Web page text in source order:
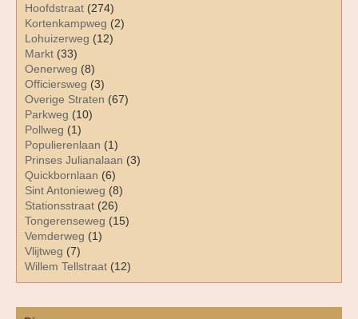
Hoofdstraat (274)
Kortenkampweg (2)
Lohuizerweg (12)
Markt (33)
Oenerweg (8)
Officiersweg (3)
Overige Straten (67)
Parkweg (10)
Pollweg (1)
Populierenlaan (1)
Prinses Julianalaan (3)
Quickbornlaan (6)
Sint Antonieweg (8)
Stationsstraat (26)
Tongerenseweg (15)
Vemderweg (1)
Vlijtweg (7)
Willem Tellstraat (12)